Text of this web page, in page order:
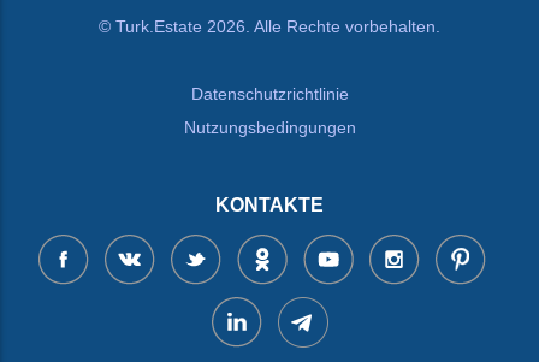
© Turk.Estate 2026. Alle Rechte vorbehalten.
Datenschutzrichtlinie
Nutzungsbedingungen
KONTAKTE